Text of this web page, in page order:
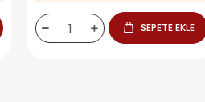
SEPETE EKLE